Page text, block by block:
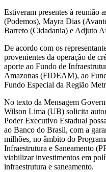
Estiveram presentes à reunião
(Podemos), Mayra Dias
Barreto (Cidadania) e Adjuto
De acordo com os
provenientes da operação de
aporte ao Fundo de
Amazonas (FIDEAM), ao
Fundo Especial da Região
No texto da Mensagem
Wilson Lima (UB) solicita
Poder Executivo Estadual
ao Banco do Brasil, com a
milhões, no âmbito do
Infraestrutura e Saneamento
viabilizar investimentos em
infraestrutura e saneamento.